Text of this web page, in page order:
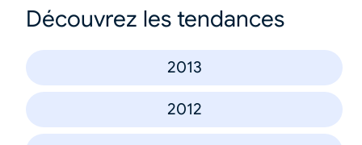
Découvrez les tendances
2013
2012